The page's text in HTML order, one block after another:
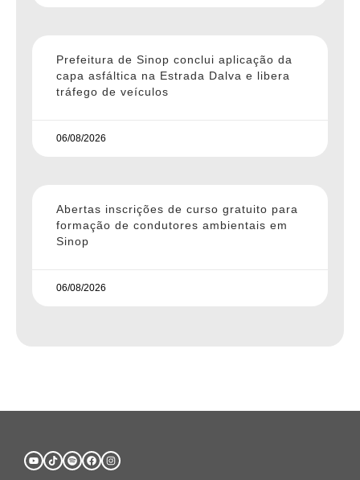
Prefeitura de Sinop conclui aplicação da
capa asfáltica na Estrada Dalva e libera
tráfego de veículos
06/08/2026
Abertas inscrições de curso gratuito para
formação de condutores ambientais em
Sinop
06/08/2026